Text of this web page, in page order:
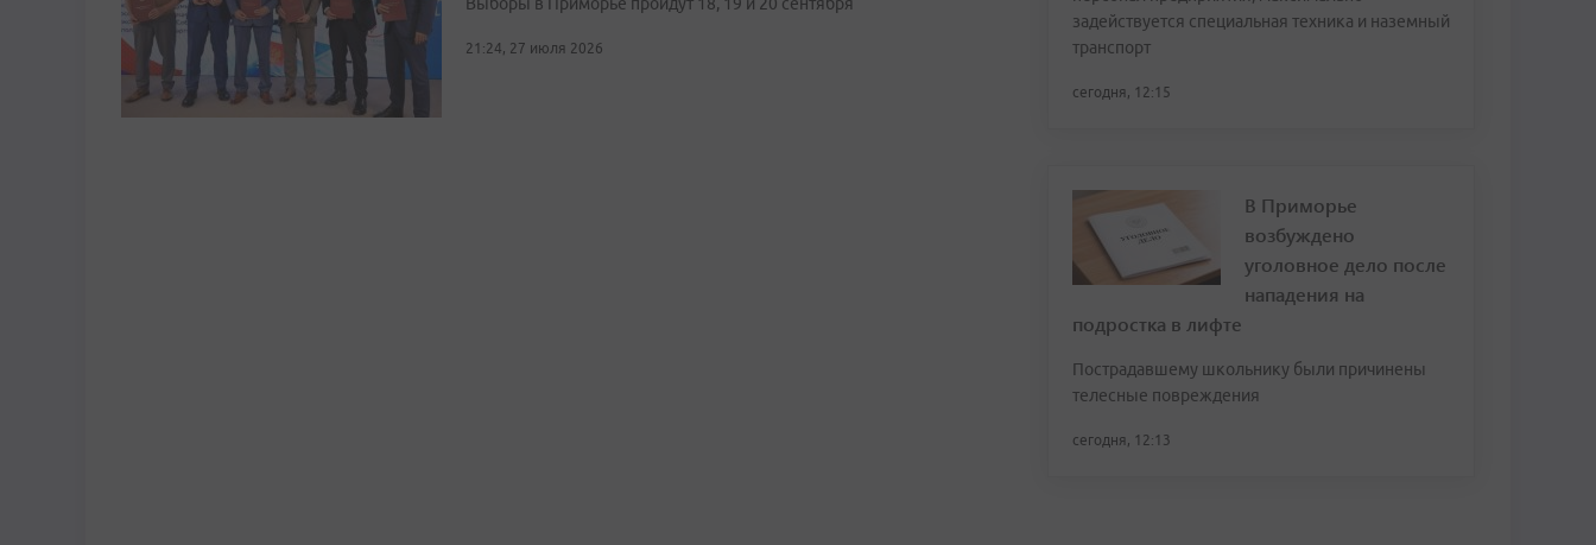
Выборы в Приморье пройдут 18, 19 и 20 сентября
21:24, 27 июля 2026
задействуется специальная техника и наземный
транспорт
сегодня, 12:15
В Приморье
возбуждено
уголовное дело после
нападения на
подростка в лифте
Пострадавшему школьнику были причинены
телесные повреждения
сегодня, 12:13